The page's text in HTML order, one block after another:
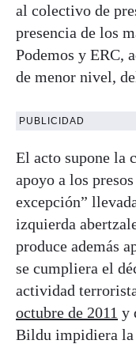
al colectivo de
presencia de los
Podemos y ERC,
de menor nivel,
PUBLICIDAD
El acto supone la
apoyo a los
excepción”
izquierda
produce además
se cumpliera el
actividad
octubre de 2011 y
Bildu impidiera la